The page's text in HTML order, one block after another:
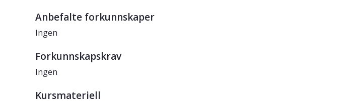
Anbefalte forkunnskaper
Ingen
Forkunnskapskrav
Ingen
Kursmateriell